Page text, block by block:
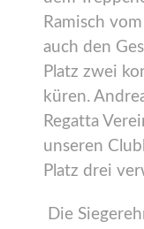
Ramisch
auch den
Platz zwei
küren.
Regatta
unseren
Platz drei
Die